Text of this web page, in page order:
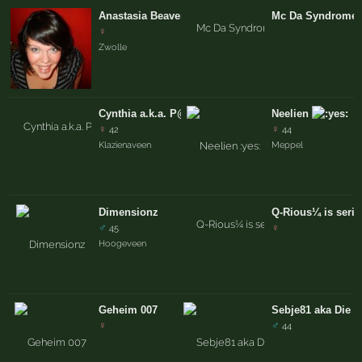
Anastasia Beaverhausen
♀
Zwolle
Cynthia a.k.a. P@rtySnoes
♀ 42
Klazienaveen
Dimensionz
♂ 45
Hoogeveen
Geheim 007
♀
Mc Da Syndrome
Neelien
♀ 44
Meppel
Q-Rious¼ is
♀
Sebje81 aka Die
♂ 44